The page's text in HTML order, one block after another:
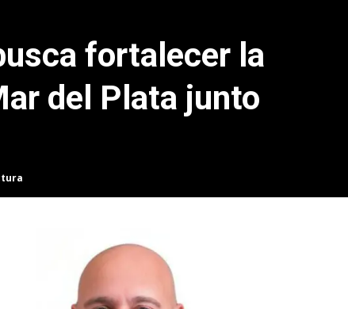
fortalecer la
del Plata junto